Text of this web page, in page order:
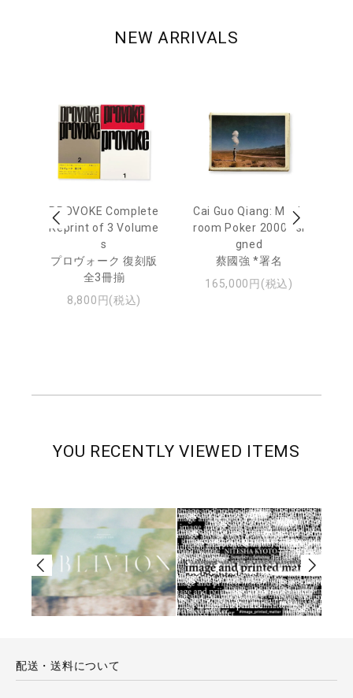
NEW ARRIVALS
PROVOKE Complete
Reprint of 3 Volume
s
プロヴォーク 復刻版
全3冊揃
8,800円(税込)
Cai Guo Qiang: Mush
room Poker 2000 *si
gned
蔡國強 *署名
165,000円(税込)
YOU RECENTLY VIEWED ITEMS
配送・送料について